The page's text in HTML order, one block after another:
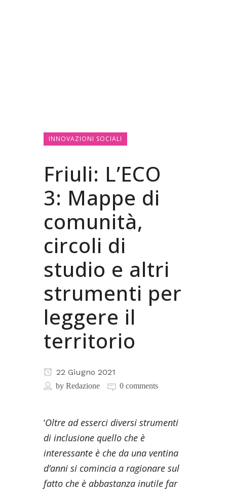
INNOVAZIONI SOCIALI
Friuli: L’ECO
3: Mappe di
comunità,
circoli di
studio e altri
strumenti per
leggere il
territorio
22 Giugno 2021
by Redazione 0 comments
‘Oltre ad esserci diversi strumenti
di inclusione quello che è
interessante è che da una ventina
d’anni si comincia a ragionare sul
fatto che è abbastanza inutile far